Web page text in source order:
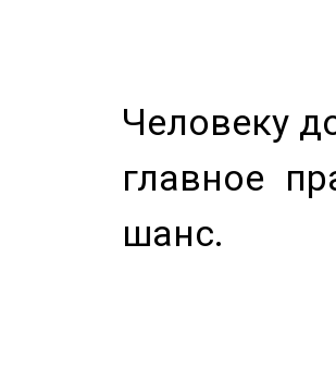
Человеку
главное
шанс.